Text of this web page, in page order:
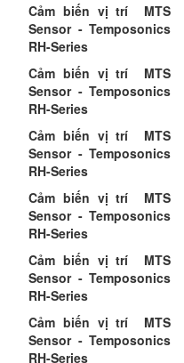
Cảm biến vị trí MTS
Sensor - Temposonics
RH-Series
Cảm biến vị trí MTS
Sensor - Temposonics
RH-Series
Cảm biến vị trí MTS
Sensor - Temposonics
RH-Series
Cảm biến vị trí MTS
Sensor - Temposonics
RH-Series
Cảm biến vị trí MTS
Sensor - Temposonics
RH-Series
Cảm biến vị trí MTS
Sensor - Temposonics
RH-Series